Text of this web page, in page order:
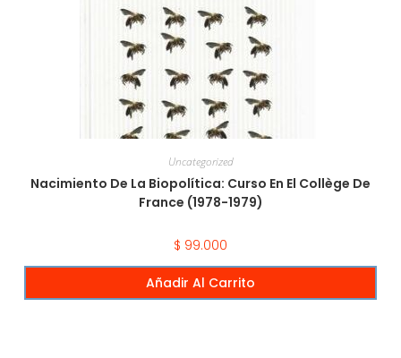
Uncategorized
Nacimiento De La Biopolítica: Curso En El Collège De
France (1978-1979)
$ 99.000
Añadir Al Carrito